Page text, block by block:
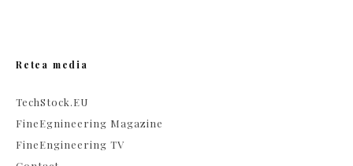
Retea media
TechStock.EU
FineEgnineering Magazine
FineEngineering TV